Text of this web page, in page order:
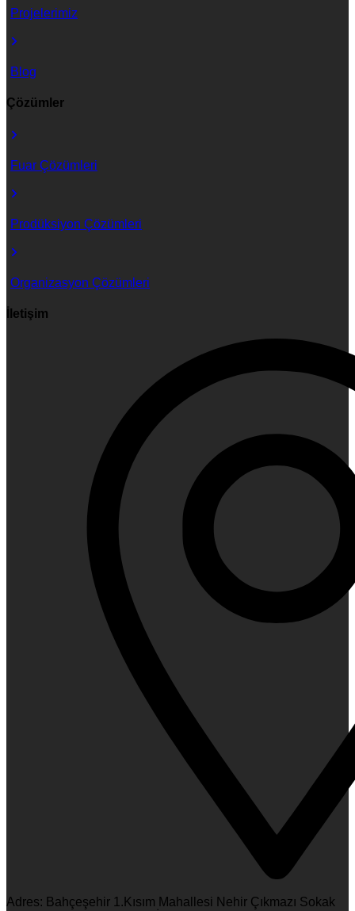
Projelerimiz
Blog
Çözümler
Fuar Çözümleri
Prodüksiyon Çözümleri
Organizasyon Çözümleri
İletişim
Adres: Bahçeşehir 1.Kısım Mahallesi Nehir Çıkmazı Sokak